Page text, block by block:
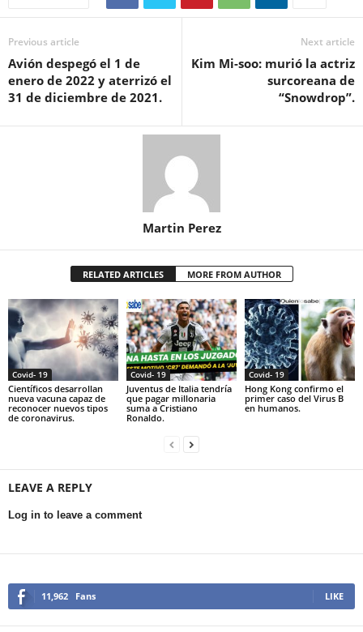
Previous article
Avión despegó el 1 de
enero de 2022 y aterrizó el
31 de diciembre de 2021.
Next article
Kim Mi-soo: murió la actriz
surcoreana de
“Snowdrop”.
Martin Perez
RELATED ARTICLES MORE FROM AUTHOR
Covid- 19
Científicos desarrollan
nueva vacuna capaz de
reconocer nuevos tipos
de coronavirus.
Covid- 19
Juventus de Italia tendría
que pagar millonaria
suma a Cristiano
Ronaldo.
Covid- 19
Hong Kong confirmo el
primer caso del Virus B
en humanos.
LEAVE A REPLY
Log in to leave a comment
11,962 Fans LIKE